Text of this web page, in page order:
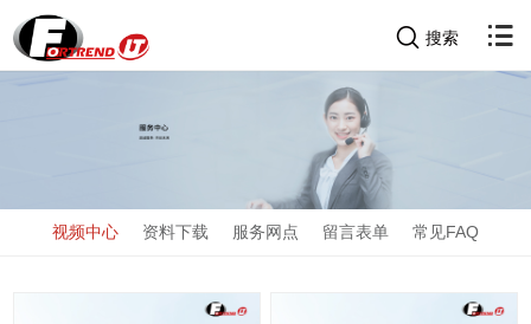
搜索
视频中心 资料下载 服务网点 留言表单 常见FAQ